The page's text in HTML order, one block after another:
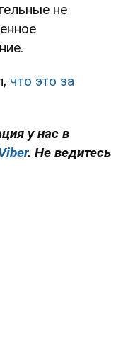
не
что это за
у нас в
. Не ведитесь